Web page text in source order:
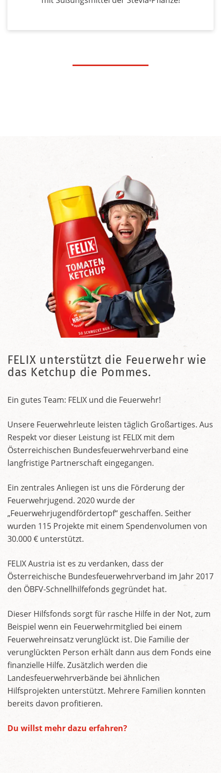
FELIX unterstützt die Feuerwehr wie
das Ketchup die Pommes.
Ein gutes Team: FELIX und die Feuerwehr!
Unsere Feuerwehrleute leisten täglich Großartiges. Aus
Respekt vor dieser Leistung ist FELIX mit dem
Österreichischen Bundesfeuerwehrverband eine
langfristige Partnerschaft eingegangen.
Ein zentrales Anliegen ist uns die Förderung der
Feuerwehrjugend. 2020 wurde der
„Feuerwehrjugendfördertopf“ geschaffen. Seither
wurden 115 Projekte mit einem Spendenvolumen von
30.000 € unterstützt.
FELIX Austria ist es zu verdanken, dass der
Österreichische Bundesfeuerwehrverband im Jahr 2017
den ÖBFV-Schnellhilfefonds gegründet hat.
Dieser Hilfsfonds sorgt für rasche Hilfe in der Not, zum
Beispiel wenn ein Feuerwehrmitglied bei einem
Feuerwehreinsatz verunglückt ist. Die Familie der
verunglückten Person erhält dann aus dem Fonds eine
finanzielle Hilfe. Zusätzlich werden die
Landesfeuerwehrverbände bei ähnlichen
Hilfsprojekten unterstützt. Mehrere Familien konnten
bereits davon profitieren.
Du willst mehr dazu erfahren?